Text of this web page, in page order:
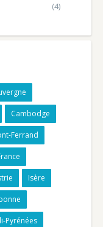
(4)
Cambodge
Ferrand
Isère
Pyrénées